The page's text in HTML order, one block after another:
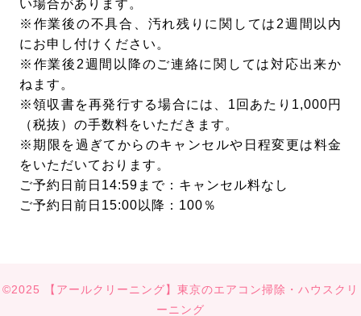
い場合があります。
※作業後の不具合、汚れ残りに関しては2週間以内
にお申し付けください。
※作業後2週間以降のご連絡に関しては対応出来か
ねます。
※領収書を再発行する場合には、1回あたり1,000円
（税抜）の手数料をいただきます。
※期限を過ぎてからのキャンセルや日程変更は料金
をいただいております。
ご予約日前日14:59まで：キャンセル料なし
ご予約日前日15:00以降：100％
©2025 【アールクリーニング】東京のエアコン掃除・ハウスクリ
ーニング